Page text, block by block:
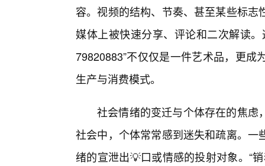
容。视频的结构、节奏、甚至某些标
媒体上被快速分享、评论和二次解读
79820883”不仅仅是一件艺术品，更
生产与消费模式。
社会情绪的变迁与个体存在的焦虑
社会中，个体常常感到迷失和疏离。
绪的宣泄出💡口或情感的投射对象。“